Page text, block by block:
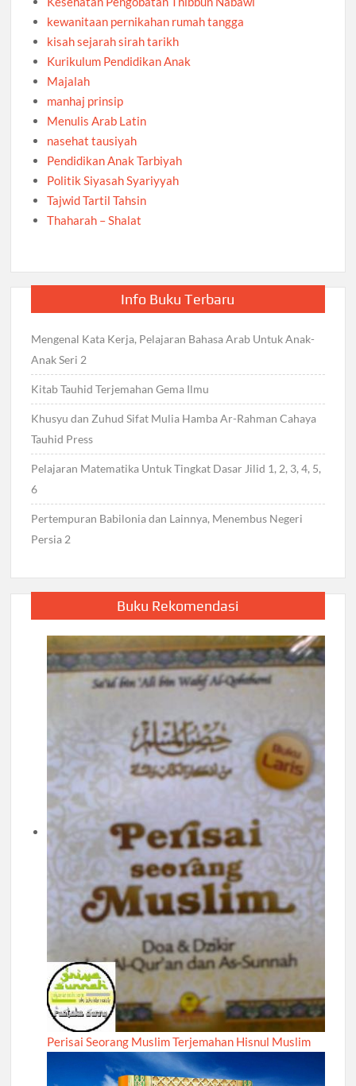
kewanitaan pernikahan rumah tangga
kisah sejarah sirah tarikh
Kurikulum Pendidikan Anak
Majalah
manhaj prinsip
Menulis Arab Latin
nasehat tausiyah
Pendidikan Anak Tarbiyah
Politik Siyasah Syariyyah
Tajwid Tartil Tahsin
Thaharah – Shalat
Info Buku Terbaru
Mengenal Kata Kerja, Pelajaran Bahasa Arab Untuk Anak-
Anak Seri 2
Kitab Tauhid Terjemahan Gema Ilmu
Khusyu dan Zuhud Sifat Mulia Hamba Ar-Rahman Cahaya
Tauhid Press
Pelajaran Matematika Untuk Tingkat Dasar Jilid 1, 2, 3, 4, 5,
6
Pertempuran Babilonia dan Lainnya, Menembus Negeri
Persia 2
Buku Rekomendasi
Perisai Seorang Muslim Terjemahan Hisnul Muslim